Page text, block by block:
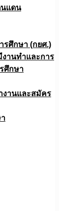
แดน
รศึกษา (กยศ.)
านทำและการ
ศึกษา
งานและสมัคร